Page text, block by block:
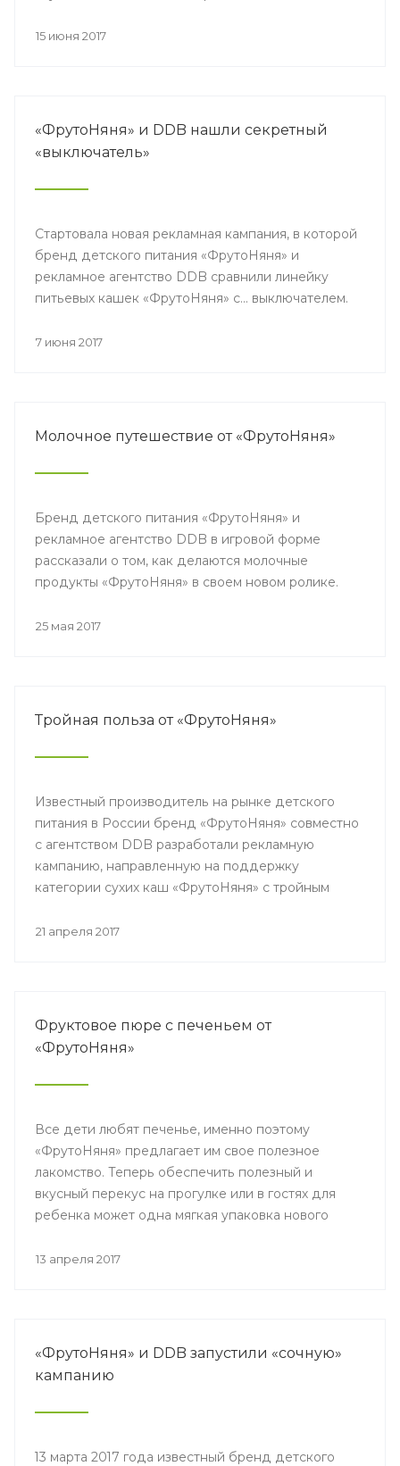
15 июня 2017
«ФрутоНяня» и DDB нашли секретный
«выключатель»
Стартовала новая рекламная кампания, в которой
бренд детского питания «ФрутоНяня» и
рекламное агентство DDB сравнили линейку
питьевых кашек «ФрутоНяня» с… выключателем.
7 июня 2017
Молочное путешествие от «ФрутоНяня»
Бренд детского питания «ФрутоНяня» и
рекламное агентство DDB в игровой форме
рассказали о том, как делаются молочные
продукты «ФрутоНяня» в своем новом ролике.
25 мая 2017
Тройная польза от «ФрутоНяня»
Известный производитель на рынке детского
питания в России бренд «ФрутоНяня» совместно
с агентством DDB разработали рекламную
кампанию, направленную на поддержку
категории сухих каш «ФрутоНяня» с тройным
21 апреля 2017
Фруктовое пюре с печеньем от
«ФрутоНяня»
Все дети любят печенье, именно поэтому
«ФрутоНяня» предлагает им свое полезное
лакомство. Теперь обеспечить полезный и
вкусный перекус на прогулке или в гостях для
ребенка может одна мягкая упаковка нового
13 апреля 2017
«ФрутоНяня» и DDB запустили «сочную»
кампанию
13 марта 2017 года известный бренд детского